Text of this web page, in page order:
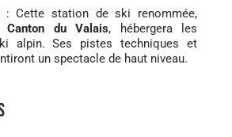
: Cette station de ski renommée,
Canton du Valais, hébergera les
alpin. Ses pistes techniques et
un spectacle de haut niveau.